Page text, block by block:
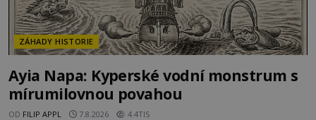
ZÁHADY HISTORIE
Ayia Napa: Kyperské vodní monstrum s
mírumilovnou povahou
OD FILIP APPL 7.8.2026 4.4TIS